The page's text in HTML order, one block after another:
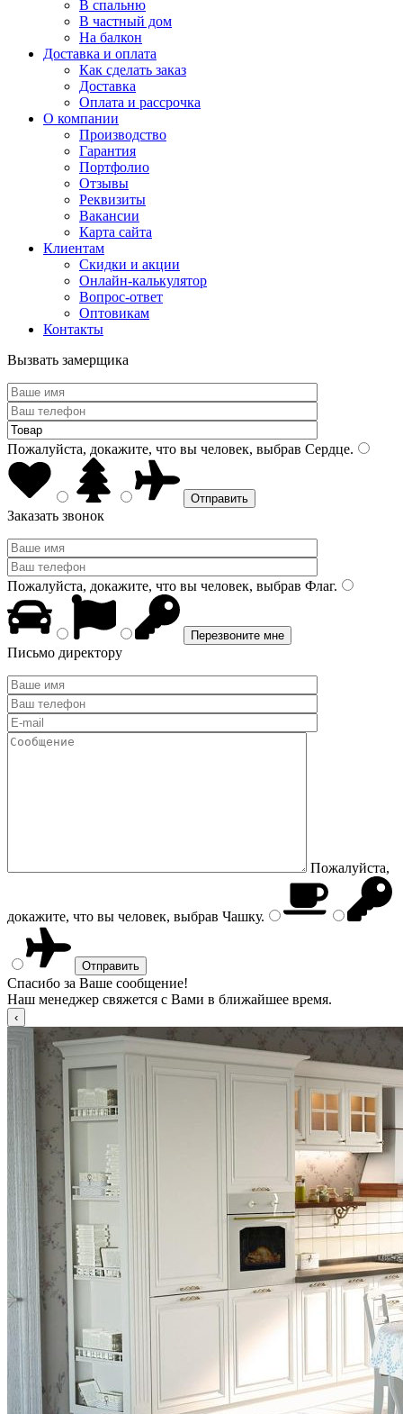
В спальню
В частный дом
На балкон
Доставка и оплата
Как сделать заказ
Доставка
Оплата и рассрочка
О компании
Производство
Гарантия
Портфолио
Отзывы
Реквизиты
Вакансии
Карта сайта
Клиентам
Скидки и акции
Онлайн-калькулятор
Вопрос-ответ
Оптовикам
Контакты
Вызвать замерщика
Пожалуйста, докажите, что вы человек, выбрав Сердце.
Заказать звонок
Пожалуйста, докажите, что вы человек, выбрав Флаг.
Письмо директору
Пожалуйста,
докажите, что вы человек, выбрав Чашку.
Спасибо за Ваше сообщение!
Наш менеджер свяжется с Вами в ближайшее время.